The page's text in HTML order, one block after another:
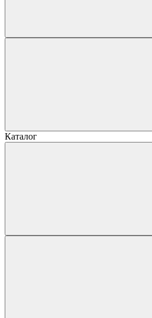
Каталог